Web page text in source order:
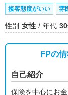
接客態度がいい 雰
性別 女性 年代
FPの
自己紹介
保険を中心にお